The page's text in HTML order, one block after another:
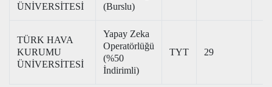
ÜNİVERSİTESİ
(Burslu)
TÜRK HAVA
KURUMU
ÜNİVERSİTESİ
Yapay Zeka
Operatörlüğü
(%50
İndirimli)
TYT 29